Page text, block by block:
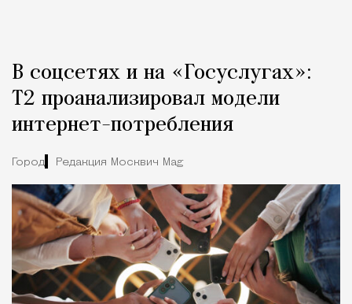
В соцсетях и на «Госуслугах»:
Т2 проанализировал модели
интернет-потребления
Город Редакция Москвич Mag